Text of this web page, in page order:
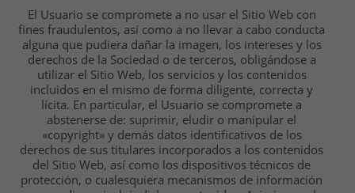
El Usuario se compromete a no usar el Sitio Web con
fines fraudulentos, así como a no llevar a cabo conducta
alguna que pudiera dañar la imagen, los intereses y los
derechos de la Sociedad o de terceros, obligándose a
utilizar el Sitio Web, los servicios y los contenidos
incluidos en el mismo de forma diligente, correcta y
lícita. En particular, el Usuario se compromete a
abstenerse de: suprimir, eludir o manipular el
«copyright» y demás datos identificativos de los
derechos de sus titulares incorporados a los contenidos
del Sitio Web, así como los dispositivos técnicos de
protección, o cualesquiera mecanismos de información